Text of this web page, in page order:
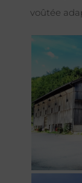
voûtée